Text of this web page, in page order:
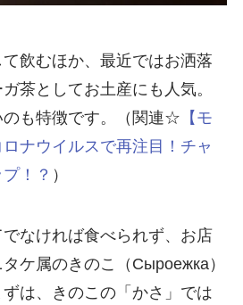
飲むほか、最近ではお洒落
茶としてお土産にも人気。
のも特徴です。（関連☆ 【モ
ナウイルスで再注目！チャ
！？ ）
なければ食べられず、お店
ケ属のきのこ（Сыроежка）
は、きのこの「かさ」では